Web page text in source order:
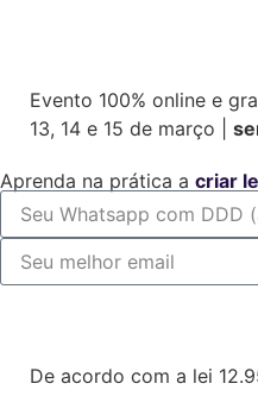
Evento 100% online e
13, 14 e 15 de março |
Aprenda na prática a criar
De acordo com a lei